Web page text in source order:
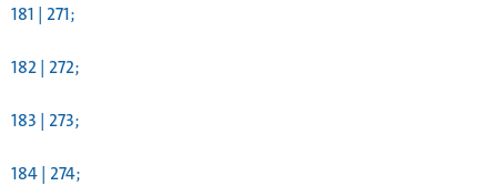
181 | 271;
182 | 272;
183 | 273;
184 | 274;